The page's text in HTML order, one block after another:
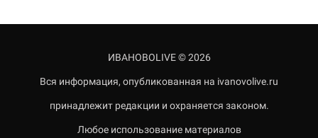
ИВАНОВОLIVE © 2026
Вся информация, опубликованная на ivanovolive.ru
принадлежит редакции и охраняется законом.
Любое использование материалов